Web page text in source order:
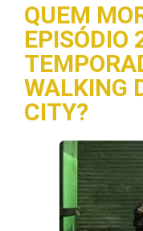
QUEM
EPISÓDIO
WALKING
CITY?